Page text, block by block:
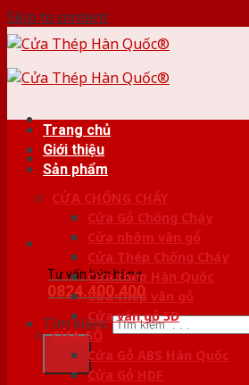
Skip to content
Tư vấn bán hàng
0824.400.400
Tìm kiếm:
Trang chủ
Giới thiệu
Sản phẩm
CỬA CHỐNG CHÁY
Cửa Gỗ Chống Cháy
Cửa nhôm vân gỗ
Cửa Thép Chống Cháy
Cửa thép Hàn Quốc
Cửa thép vân gỗ
Cửa vân gỗ 5D
CỬA GỖ
Cửa Gỗ ABS Hàn Quốc
Cửa Gỗ HDF